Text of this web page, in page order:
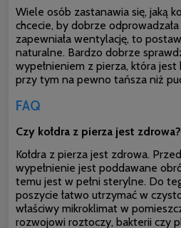
Wiele osób zastanawia się, jaką
chcecie, by dobrze
zapewniała wentylację, to
naturalne. Bardzo dobrze
wypełnieniem z pierza, która jest
przy tym na pewno tańsza niż
FAQ
Czy kołdra z pierza jest zdrowa?
Kołdra z pierza jest zdrowa.
wypełnienie jest poddawane
temu jest w pełni sterylne. Do
poszycie łatwo utrzymać w
właściwy mikroklimat w
rozwojowi roztoczy, bakterii czy